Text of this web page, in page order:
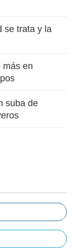
se trata y la
más en
suba de